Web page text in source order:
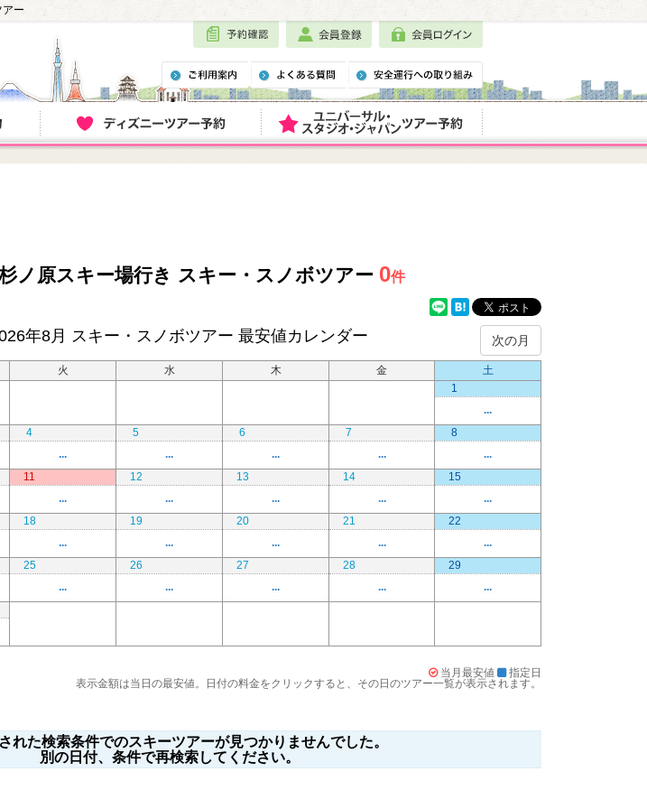
ー
ノ原スキー場行き スキー・スノボツアー 0件
年8月 スキー・スノボツアー 最安値カレンダー 次の月
火 水 木 金
土
1
...
4
...
5
...
6
...
7
...
8
...
11
...
12
...
13
...
14
...
15
...
18
...
19
...
20
...
21
...
22
...
25
...
26
...
27
...
28
...
29
...
当月最安値
指定日
表示金額は当日の最安値。日付の料金をクリックすると、その日のツアー一覧が表示されます。
れた検索条件でのスキーツアーが見つかりませんでした。
別の日付、条件で再検索してください。